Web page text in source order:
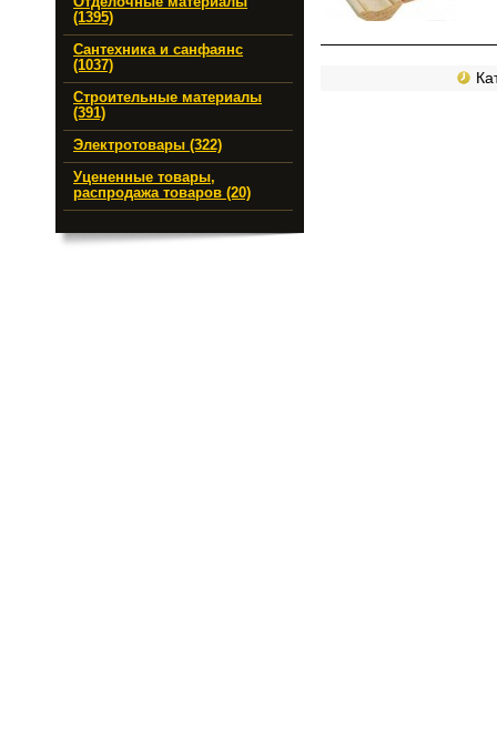
(1395)
Сантехника и санфаянс
(1037)
Строительные материалы
(391)
Электротовары (322)
Уцененные товары,
распродажа товаров (20)